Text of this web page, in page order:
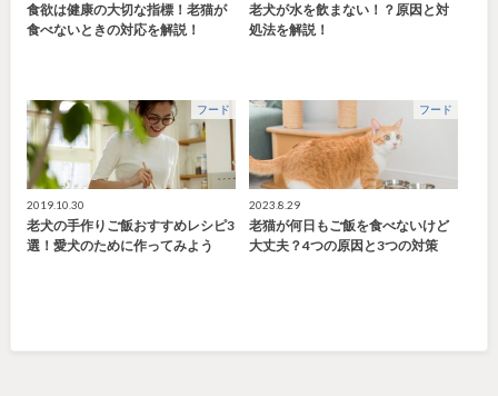
食欲は健康の大切な指標！老猫が
食べないときの対応を解説！
老犬が水を飲まない！？原因と対
処法を解説！
フード
2019.10.30
老犬の手作りご飯おすすめレシピ3
選！愛犬のために作ってみよう
フード
2023.8.29
老猫が何日もご飯を食べないけど
大丈夫？4つの原因と3つの対策